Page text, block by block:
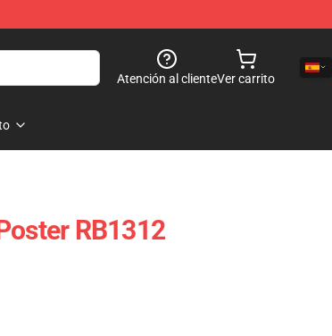
Atención al clienteVer carrito
RB1312